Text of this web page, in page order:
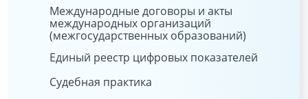
Международные договоры и акты
международных организаций
(межгосударственных образований)
Единый реестр цифровых показателей
Судебная практика